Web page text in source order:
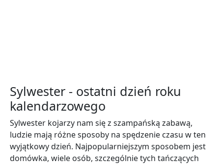
Sylwester - ostatni dzień roku
kalendarzowego
Sylwester kojarzy nam się z szampańską zabawą,
ludzie mają różne sposoby na spędzenie czasu w ten
wyjątkowy dzień. Najpopularniejszym sposobem jest
domówka, wiele osób, szczególnie tych tańczących